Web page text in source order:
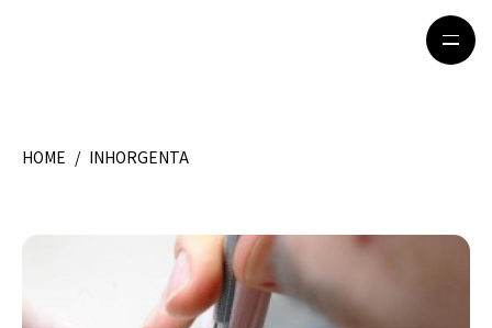
HOME
留学＆キャリア
ライフスタイル
HOME / INHORGENTA